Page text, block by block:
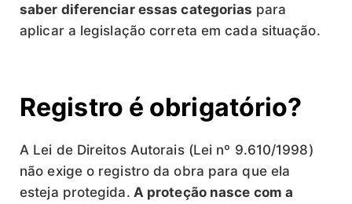
saber diferenciar essas categorias para
aplicar a legislação correta em cada situação.
Registro é obrigatório?
A Lei de Direitos Autorais (Lei nº 9.610/1998)
não exige o registro da obra para que ela
esteja protegida. A proteção nasce com a